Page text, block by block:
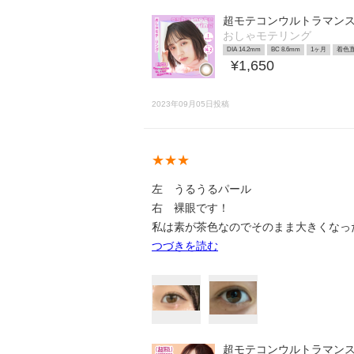
超モテコンウルトラマン
おしゃモテリング
DIA 14.2mm BC 8.6mm 1ヶ月 着色
¥1,650
2023年09月05日投稿
★★★
左 うるうるパール
右 裸眼です！
私は素が茶色なのでそのまま大きくなっ
つづきを読む
超モテコンウルトラマン